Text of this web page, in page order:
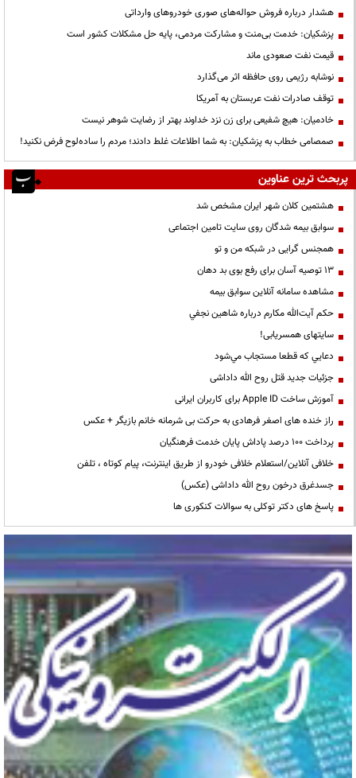
هشدار درباره فروش حواله‌های صوری خودروهای وارداتی
پزشکیان: خدمت بی‌منت و مشارکت مردمی، پایه حل مشکلات کشور است
قیمت نفت صعودی ماند
نوشابه رژیمی روی حافظه اثر می‌گذارد
توقف صادرات نفت عربستان به آمریکا
خادمیان: هیچ شفیعی برای زن نزد خداوند بهتر از رضایت شوهر نیست
صمصامی خطاب به پزشکیان: به شما اطلاعات غلط دادند؛ مردم را ساده‌لوح فرض نکنید!
پربحث ترین عناوین
هشتمین کلان شهر ایران مشخص شد
سوابق بیمه شدگان روی سایت تامین اجتماعی
همجنس گرایی در شبکه من و تو
13 توصیه آسان برای رفع بوی بد دهان
مشاهده سامانه آنلاين سوابق بیمه
حكم آيت‌الله مكارم درباره شاهين نجفي
سایتهای همسریابی!
دعايي كه قطعا مستجاب مي‌شود
جزئیات جدید قتل روح الله داداشی
آموزش ساخت Apple ID برای کاربران ایرانی
راز خنده های اصغر فرهادی به حرکت بی شرمانه خانم بازیگر + عکس
پرداخت ۱۰۰ درصد پاداش پایان خدمت فرهنگیان
خلافی آنلاین/استعلام خلافی خودرو از طریق اینترنت، پیام کوتاه ، تلفن
جسدغرق درخون روح الله داداشی (عکس)
پاسخ های دکتر توکلی به سوالات کنکوری ها